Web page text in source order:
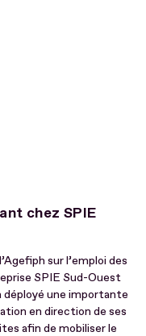
chez SPIE
sur l’emploi des
SPIE Sud-Ouest
déployé une importante
en direction de ses
afin de mobiliser le